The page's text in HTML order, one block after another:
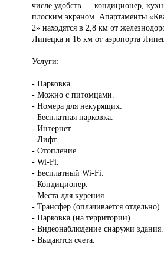
числе удобств — кондиционер ,
плоским экраном. Апартаменты
2» находятся в 2,8 км от
Липецка и 16 км от аэропорта
Услуги:
- Парковка.
- Можно с питомцами.
- Номера для некурящих.
- Бесплатная парковка.
- Интернет.
- Лифт.
- Отопление.
- Wi-Fi.
- Бесплатный Wi-Fi.
- Кондиционер.
- Места для курения.
- Трансфер (оплачивается отдельно).
- Парковка (на территории).
- Видеонаблюдение снаружи здания.
- Выдаются счета.